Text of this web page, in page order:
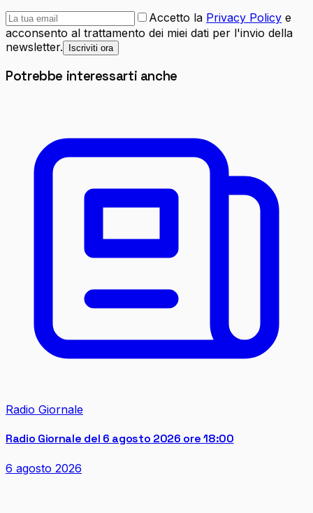
Accetto la Privacy Policy e
acconsento al trattamento dei miei dati per l'invio della
newsletter.
Iscriviti ora
Potrebbe interessarti anche
Radio Giornale
Radio Giornale del 6 agosto 2026 ore 18:00
6 agosto 2026